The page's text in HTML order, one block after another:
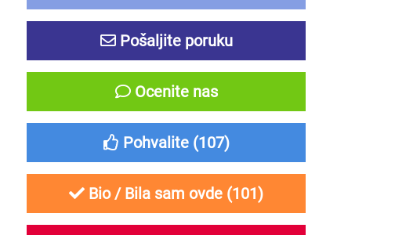
Pošaljite poruku
Ocenite nas
Pohvalite (107)
Bio / Bila sam ovde (101)